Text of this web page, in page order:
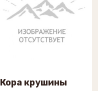
Кора крушины